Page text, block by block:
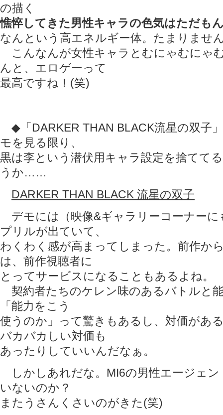
の描く
憔悴してきた男性キャラの色気はただも
なんという高エネルギー体。たまりませ
こんなんが女性キャラとむにゃむにゃ
んと、エロゲーって
最高ですね！(笑)
◆「DARKER THAN BLACK流星の双子
モを見る限り、
黒は李という潜伏用キャラ設定を捨てて
うか……
DARKER THAN BLACK 流星の双子
デモには（映像&ギャラリーコーナーに
プリルが出ていて、
わくわく感が高まってしまった。前作か
は、前作視聴者に
とってサービスになることもあるよね。
契約者たちのケレン味のあるバトルと
「能力をこう
使うのか」って驚きもあるし、対価があ
バカバカしい対価も
あったりしていいんだなぁ。
しかしあれだな。MI6の男性エージェ
いないのか？
またうさんくさいのがきた(笑)